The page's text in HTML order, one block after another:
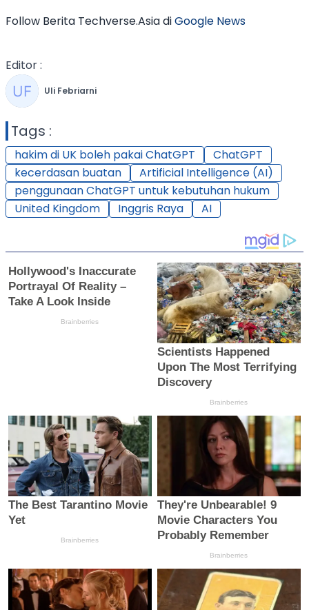
Follow Berita Techverse.Asia diGoogle News
Editor :
Uli Febriarni
Tags :
hakim di UK boleh pakai ChatGPT
ChatGPT
kecerdasan buatan
Artificial Intelligence (AI)
penggunaan ChatGPT untuk kebutuhan hukum
United Kingdom
Inggris Raya AI